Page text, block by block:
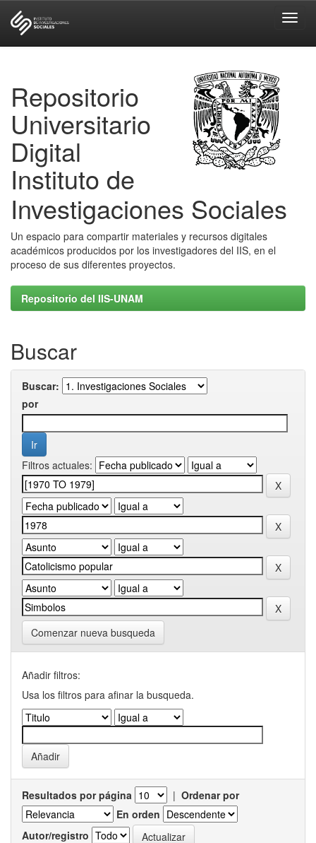
Repositorio
Universitario
Digital
Instituto de
Investigaciones Sociales
Un espacio para compartir materiales y recursos digitales
académicos producidos por los investigadores del IIS, en el
proceso de sus diferentes proyectos.
Repositorio del IIS-UNAM
Buscar
Buscar:
por
Filtros actuales:
Comenzar nueva busqueda
Añadir filtros:
Usa los filtros para afinar la busqueda.
Resultados por página | Ordenar por
En orden
Autor/registro